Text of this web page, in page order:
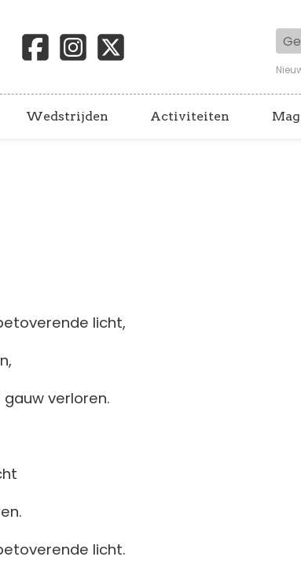
Wedstrijden Activiteiten
licht,
verloren.
licht.